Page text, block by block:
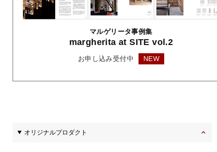
マルゲリータ事例集
margherita at SITE vol.2
お申し込み受付中 NEW
オリジナルプロダクト